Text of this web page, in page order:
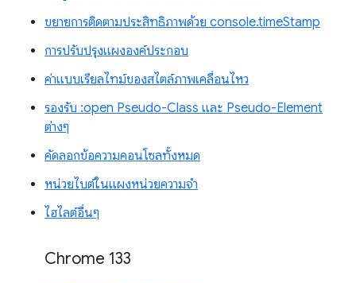
ขยายการติดตามประสิทธิภาพด้วย console.timeStamp
การปรับปรุงแผงองค์ประกอบ
ค่าแบบเรียลไทม์ของสไตล์ภาพเคลื่อนไหว
รองรับ :open Pseudo-Class และ Pseudo-Element
ต่างๆ
คัดลอกข้อความคอนโซลทั้งหมด
หน่วยไบต์ในแผงหน่วยความจำ
ไฮไลต์อื่นๆ
Chrome 133